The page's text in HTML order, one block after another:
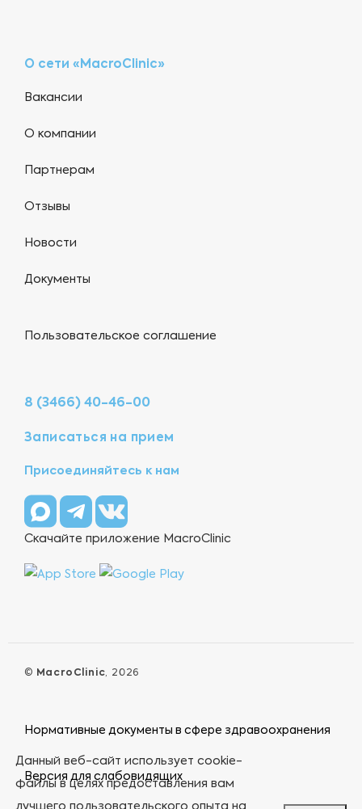
О сети «MacroClinic»
Вакансии
О компании
Партнерам
Отзывы
Новости
Документы
Пользовательское соглашение
8 (3466) 40-46-00
Записаться на прием
Присоединяйтесь к нам
Скачайте приложение MacroClinic
© MacroClinic, 2026
Нормативные документы в сфере здравоохранения
Версия для слабовидящих
Данный веб-сайт использует cookie-
файлы в целях предоставления вам
лучшего пользовательского опыта на